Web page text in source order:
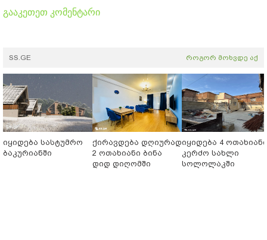
გააკეთეთ კომენტარი
SS.GE როგორ მოხვდე აქ
იყიდება სასტუმრო
ბაკურიანში
ქირავდება დღიურად
2 ოთახიანი ბინა
დიდ დიღომში
იყიდება 4 ოთახიანი
კერძო სახლი
სოლოლაკში